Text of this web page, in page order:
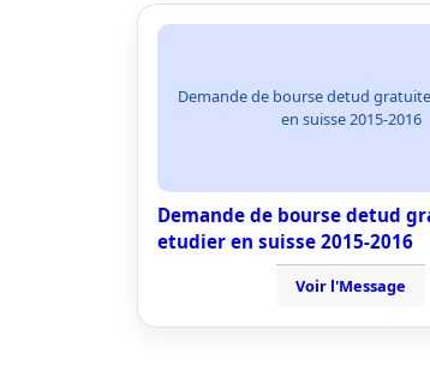
Demande de bourse detud
en suisse 2015-2016
Demande de bourse detud
etudier en suisse 2015-2016
Voir l'Message